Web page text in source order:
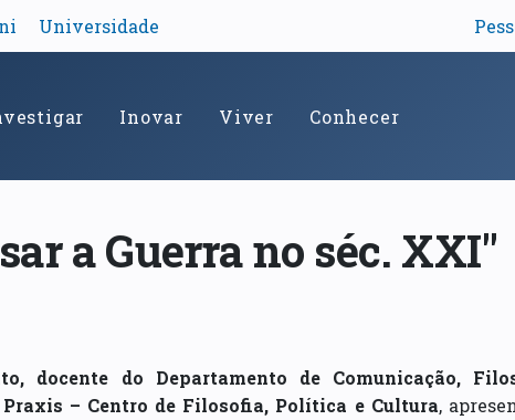
Universidade
Inovar Viver Conhecer
a Guerra no séc. XXI"
docente do Departamento de Comunicação,
– Centro de Filosofia, Política e Cultura,